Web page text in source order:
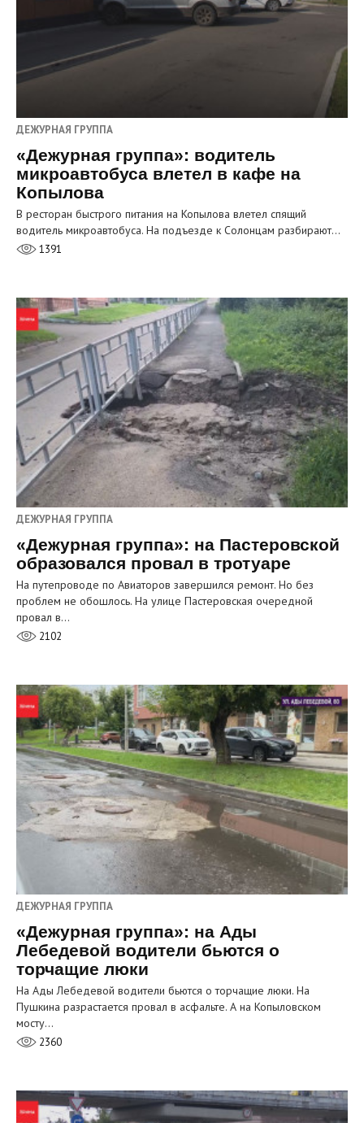
ДЕЖУРНАЯ ГРУППА
«Дежурная группа»: водитель
микроавтобуса влетел в кафе на
Копылова
В ресторан быстрого питания на Копылова влетел спящий
водитель микроавтобуса. На подъезде к Солонцам разбирают…
1391
ДЕЖУРНАЯ ГРУППА
«Дежурная группа»: на Пастеровской
образовался провал в тротуаре
На путепроводе по Авиаторов завершился ремонт. Но без
проблем не обошлось. На улице Пастеровская очередной
провал в…
2102
ДЕЖУРНАЯ ГРУППА
«Дежурная группа»: на Ады
Лебедевой водители бьются о
торчащие люки
На Ады Лебедевой водители бьются о торчащие люки. На
Пушкина разрастается провал в асфальте. А на Копыловском
мосту…
2360